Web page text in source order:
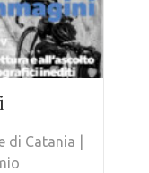
di Catania |